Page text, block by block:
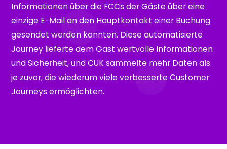
Informationen über die FCCs der Gäste über eine
einzige E-Mail an den Hauptkontakt einer Buchung
gesendet werden konnten. Diese automatisierte
Journey lieferte dem Gast wertvolle Informationen
und Sicherheit, und CUK sammelte mehr Daten als
je zuvor, die wiederum viele verbesserte Customer
Journeys ermöglichten.